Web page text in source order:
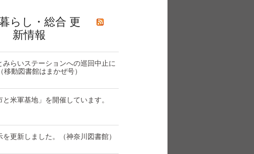
らし・総合 更
新情報
みらいステーションへの巡回中止に
動図書館はまかぜ号）
米軍基地」を開催しています。
更新しました。（神奈川図書館）